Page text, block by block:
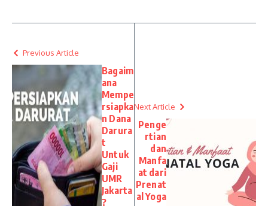
Previous Article
Bagaim
ana
Mempe
rsiapka
n Dana
Darura
t
Untuk
Gaji
UMR
Jakarta
?
Next Article
Penge
rtian
dan
Manfa
at dari
Prenat
al Yoga